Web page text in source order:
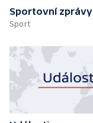
Sportovní zprávy
Sport